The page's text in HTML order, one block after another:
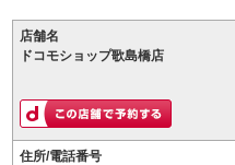
店舗名
ドコモショップ歌島橋店
住所/電話番号